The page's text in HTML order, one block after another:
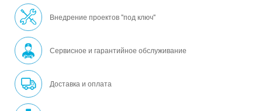
Внедрение проектов "под ключ"
Сервисное и гарантийное обслуживание
Доставка и оплата